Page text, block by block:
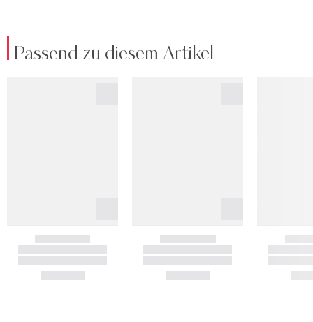
Passend zu diesem Artikel